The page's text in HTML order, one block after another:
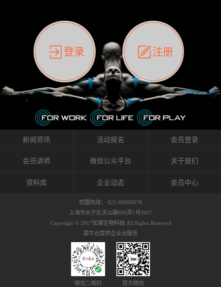
消失，贴布也没有出现进一步瘙痒过敏。而膝
关节的半月板贴布张力用的100%，但自始至终
它都很坚强的贴着，没有出现过任何瘙痒的迹
象。不同的条件下，同一个身体，不同的部位
皮肤的敏感度也有不同。因此我们KINESIO要做
的，是在研发生产过程中竭尽全力的降低致敏
性，减少贴布本身带来的致敏率。那到底是什
么原因引起的过敏瘙痒呢？我整理了以下内容
仅供大家参考，希望能给予大家帮助。首先我
们分析解剖下过敏的原因，然后简说一下
KINESIO贴布贴扎后预防应对。我把导致过敏的
原因，简单分为外因和内因。外因1，贴布贴布
括：1）面料的伸展率、回缩率、纤维的刺激
能会给皮肤带来过度的刺激，从而引起过敏瘙
的控制仍有许多未知。 细胞因子是一种酵素，
各种各样的酵素起着适当的作用，为细胞创造
了适合居住的环境。 在现代医学上，这种细胞
因子是一种酶的观点往往被否定，但在体内有
有毒细菌和无毒细菌，它们起着保持身体平衡
的作用。 Kinesio肌内效贴不像药物那样在短时
间内表现出症状，而是通过花费时间创造一个
对身体没有伤害（副作用等）的环境来减轻症
状。 但是，由于营养、精神、运动的平衡被破
坏，各种细胞就会发生病态变化。 在一定的状
态下，细胞因子会自动捕捉异常，并在细胞之
间传递适当的修复信息。可以收集各自所需的
因子级联；细胞因子的连锁反应）。 如果这种
者甚至提供不需要的物质。 因此，身体所需的
自然愈合能力不仅不能发挥作用，反而会造成
恶化的环境。Kinesio肌内效贴的作用，就是解
决这些问题。 KinesioTaping ® （Kinesio贴扎
疗法）的概念是空（空间），动（流动），冷
（抑制热的上升），为了实现这些，贴布的质
作出来。 特别地，Kinesio Medical
Tappling®（Kinesio医疗贴扎）通过从皮肤表面
长时间给予适...
间，还可以在单片贴布上提供支持和深度刺
激。通过对间质液的适当控制，可以连接皮下
筋膜，对关节进行非常轻柔的刺激，增加患部
的治疗区域。 snowflake“雪花”贴布不会妨碍皮
肤上下左右运动，有效的辅助修复关节周围组
织的筋膜。它可以作用于关节或肌肉表面，释
放压力，刺激深层筋膜。“雪花”贴扎疗法是一
种可以改变肌肉、筋膜和间质液之间自然流动
关系的方法。 间质液间质被称为人体的新器
官。研究人员认为，整个身体的网络是由坚韧
且柔软的蛋白质结构所支撑的相互连接的充满
流体的空间构成的。如果作为脏器，这是人体
最大的脏器，约占体重的20%（相比之下，皮
内流通，有助于细胞的再生和恢复。“1”“雪花”
周围进行轻柔的刺激，改善受影响的关节和肌
到辅助修复损伤组织的作用。对组织的营养供
膜，韧带和关节周围皮下组织的关节囊。 流
体力学理论加濑博士-Kinesio肌内效贴布的发明
人流体力学理论是以对日常生活产生反复影响
的纤细筋膜的性质为焦点。 筋膜容易受到外部
登录 注册
新闻资讯 活动报名 会员登录
会员讲师 微信公众平台 关于我们
资料库 企业动态 会员中心
加盟热线： 021-60950678
上海市长宁区天山路600弄1号3007
Copyright © 2017加濑生物科技.All Rights Reserved
犀牛云提供企业云服务
微信二维码 官方微信